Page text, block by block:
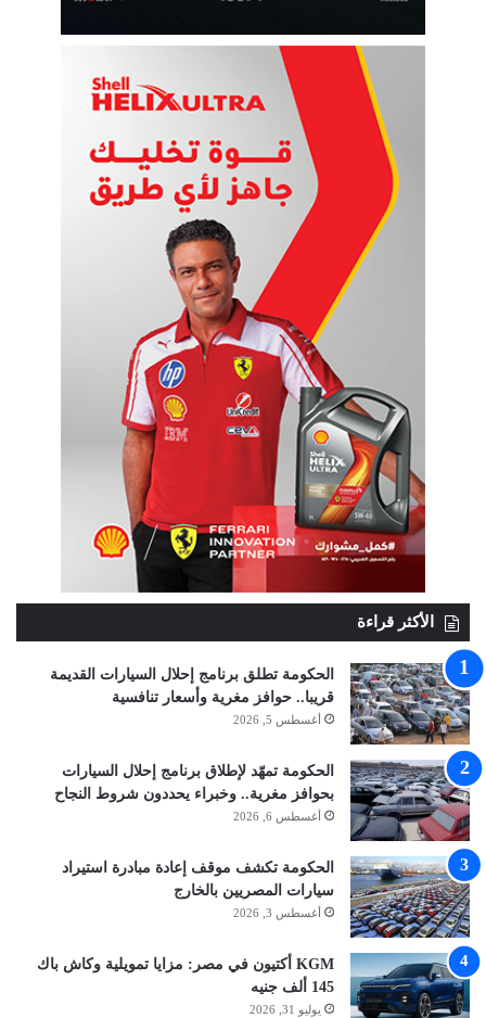
الأكثر قراءة
الحكومة تطلق برنامج إحلال السيارات القديمة
قريبا.. حوافز مغرية وأسعار تنافسية
أغسطس 5, 2026
الحكومة تمهّد لإطلاق برنامج إحلال السيارات
بحوافز مغرية.. وخبراء يحددون شروط النجاح
أغسطس 6, 2026
الحكومة تكشف موقف إعادة مبادرة استيراد
سيارات المصريين بالخارج
أغسطس 3, 2026
KGM أكتيون في مصر: مزايا تمويلية وكاش باك
145 ألف جنيه
يوليو 31, 2026